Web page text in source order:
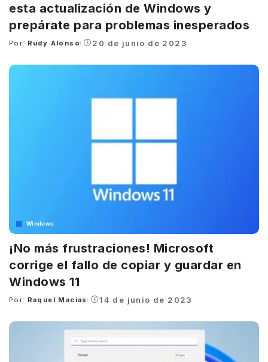
esta actualización de Windows y
prepárate para problemas inesperados
Posted
Por: Rudy Alonso 20 de junio de 2023
Windows
¡No más frustraciones! Microsoft
corrige el fallo de copiar y guardar en
Windows 11
Posted
Por: Raquel Macias 14 de junio de 2023